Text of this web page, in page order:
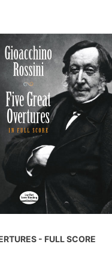
- FULL SCORE